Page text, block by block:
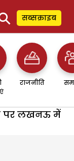
सब्सक्राइब
राजनीति
पर लखनऊ में